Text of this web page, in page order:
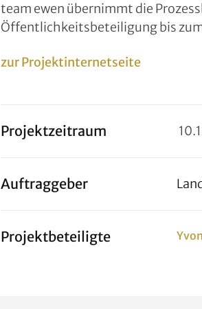
team ewen übernimmt die
Öffentlichkeitsbeteiligung bis
zur Projektinternetseite
Projektzeitraum 10.
Auftraggeber
Projektbeteiligte